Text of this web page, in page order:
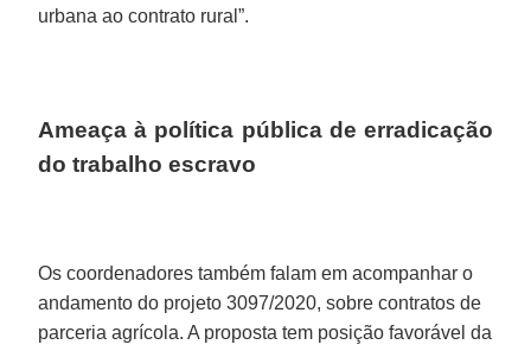
urbana ao contrato rural”.
Ameaça à política pública de erradicação
do trabalho escravo
Os coordenadores também falam em acompanhar o
andamento do projeto 3097/2020, sobre contratos de
parceria agrícola. A proposta tem posição favorável da